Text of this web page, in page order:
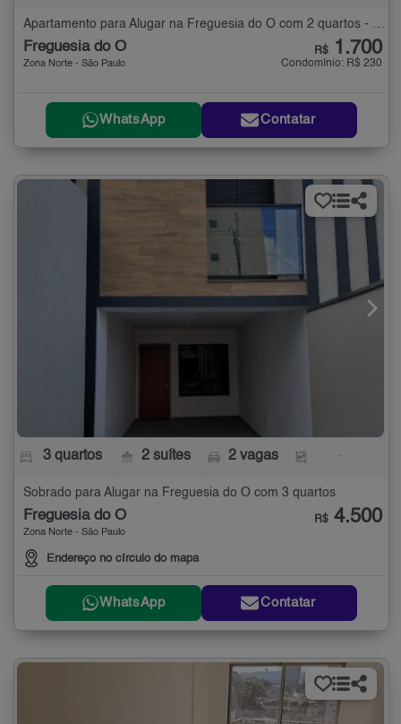
Apartamento para Alugar na Freguesia do Ó com 2 quartos - 40 m²
Freguesia do Ó
Zona Norte - São Paulo
R$ 1.700
Condomínio: R$ 230
WhatsApp Contatar
3 quartos 2 suítes 2 vagas
Sobrado para Alugar na Freguesia do Ó com 3 quartos
Freguesia do Ó
Zona Norte - São Paulo
Endereço no círculo do mapa
R$ 4.500
WhatsApp Contatar